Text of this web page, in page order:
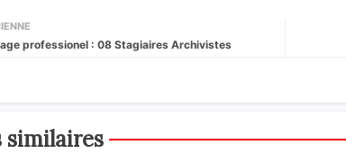
professionel : 08 Stagiaires Archivistes
similaires